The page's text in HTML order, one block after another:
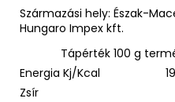
Származási hely: Észak-
Hungaro Impex kft.
Tápérték 100 g
Energia Kj/Kcal
Zsír